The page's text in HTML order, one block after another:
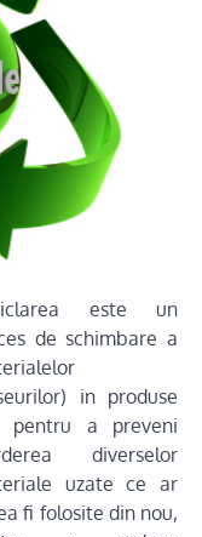
este un
de schimbare a
in produse
pentru a preveni
diverselor
uzate ce ar
fi folosite din nou,